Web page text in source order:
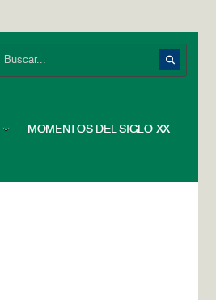
MOMENTOS DEL SIGLO XX